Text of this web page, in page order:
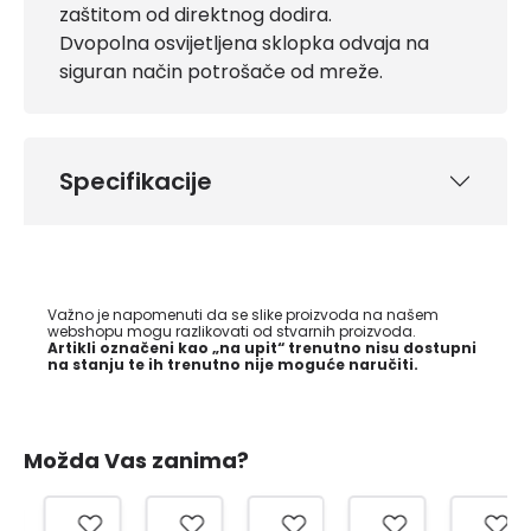
zaštitom od direktnog dodira.
Dvopolna osvijetljena sklopka odvaja na
siguran način potrošače od mreže.
Specifikacije
Važno je napomenuti da se slike proizvoda na našem
webshopu mogu razlikovati od stvarnih proizvoda.
Artikli označeni kao „na upit“ trenutno nisu dostupni
na stanju te ih trenutno nije moguće naručiti.
Možda Vas zanima?